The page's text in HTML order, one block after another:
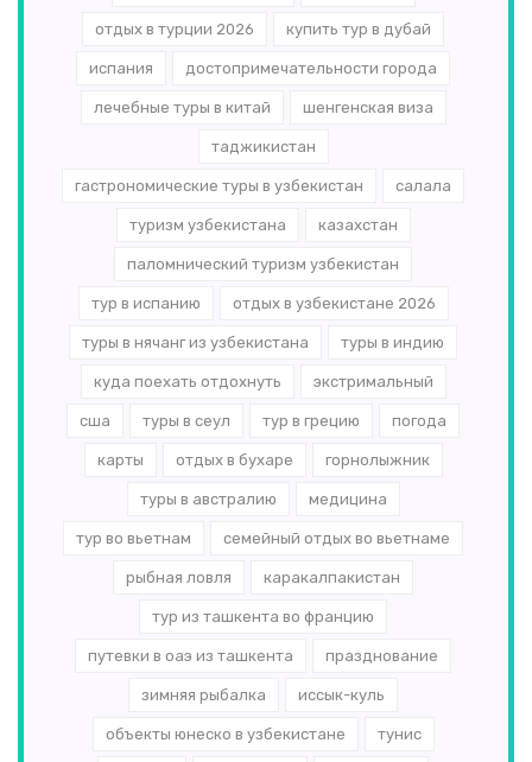
отдых в турции 2026 купить тур в дубай
испания достопримечательности города
лечебные туры в китай шенгенская виза
таджикистан
гастрономические туры в узбекистан салала
туризм узбекистана казахстан
паломнический туризм узбекистан
тур в испанию отдых в узбекистане 2026
туры в нячанг из узбекистана туры в индию
куда поехать отдохнуть экстримальный
сша туры в сеул тур в грецию погода
карты отдых в бухаре горнолыжник
туры в австралию медицина
тур во вьетнам семейный отдых во вьетнаме
рыбная ловля каракалпакистан
тур из ташкента во францию
путевки в оаэ из ташкента празднование
зимняя рыбалка иссык-куль
объекты юнеско в узбекистане тунис